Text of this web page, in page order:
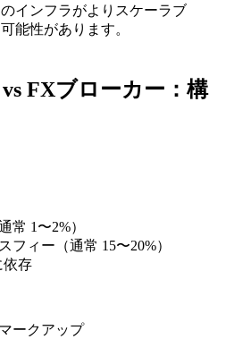
インフラがよりスケーラブ
能性があります。
FXブローカー：構
常 1〜2%）
フィー（通常 15〜20%）
依存
ークアップ